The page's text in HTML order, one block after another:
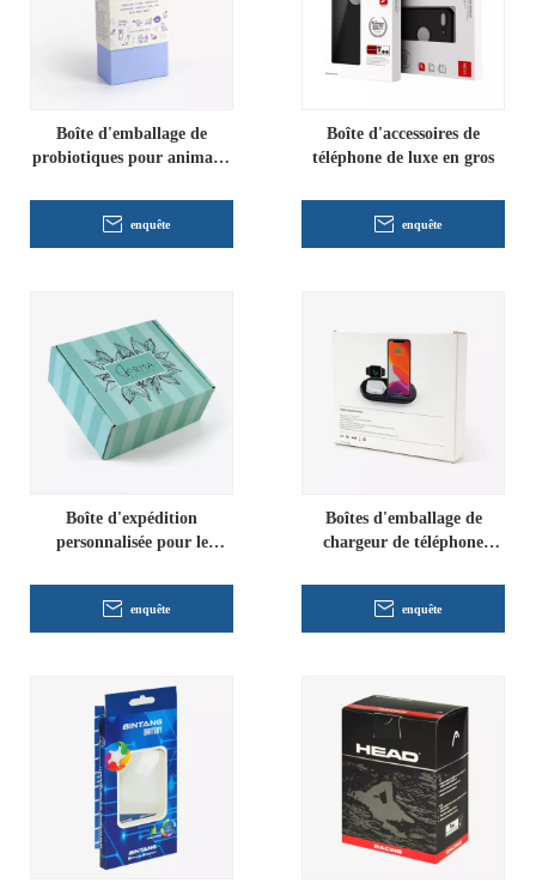
Boîte d'emballage de
probiotiques pour animaux
enquête
Boîte d'accessoires de
téléphone de luxe en gros
enquête
Boîte d'expédition
personnalisée pour le
enquête
Boîtes d'emballage de
chargeur de téléphone
enquête